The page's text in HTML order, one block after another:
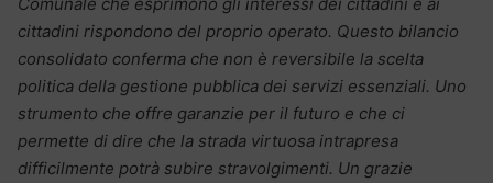
cittadini rispondono del proprio operato. Questo bilancio
consolidato conferma che non è reversibile la scelta
politica della gestione pubblica dei servizi essenziali. Uno
strumento che offre garanzie per il futuro e che ci
permette di dire che la strada virtuosa intrapresa
difficilmente potrà subire stravolgimenti. Un grazie